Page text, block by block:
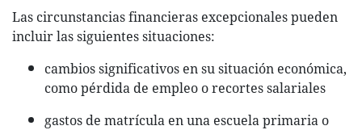
Las circunstancias financieras excepcionales pueden
incluir las siguientes situaciones:
cambios significativos en su situación económica,
como pérdida de empleo o recortes salariales
gastos de matrícula en una escuela primaria o